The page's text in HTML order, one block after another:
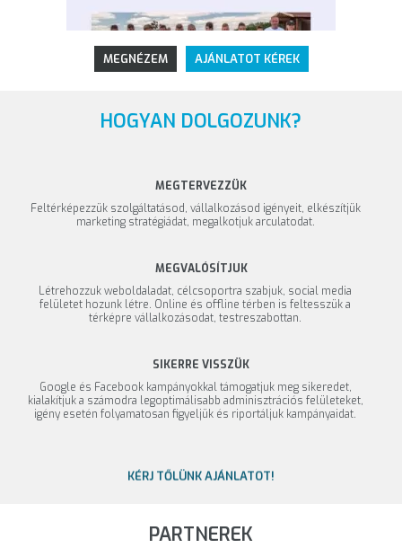
MEGNÉZEM AJÁNLATOT KÉREK
HOGYAN DOLGOZUNK?
MEGTERVEZZÜK
Feltérképezzük szolgáltatásod, vállalkozásod igényeit, elkészítjük
marketing stratégiádat, megalkotjuk arculatodat.
MEGVALÓSÍTJUK
Létrehozzuk weboldaladat, célcsoportra szabjuk, social media
felületet hozunk létre. Online és offline térben is feltesszük a
térképre vállalkozásodat, testreszabottan.
SIKERRE VISSZÜK
Google és Facebook kampányokkal támogatjuk meg sikeredet,
kialakítjuk a számodra legoptimálisabb adminisztrációs felületeket,
igény esetén folyamatosan figyeljük és riportáljuk kampányaidat.
KÉRJ TŐLÜNK AJÁNLATOT!
PARTNEREK